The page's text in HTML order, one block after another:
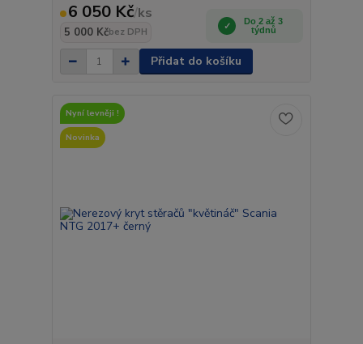
6 050 Kč/ks
5 000 Kčbez DPH
Do 2 až 3
týdnů
Přidat do košíku
Nyní levněji !
Novinka